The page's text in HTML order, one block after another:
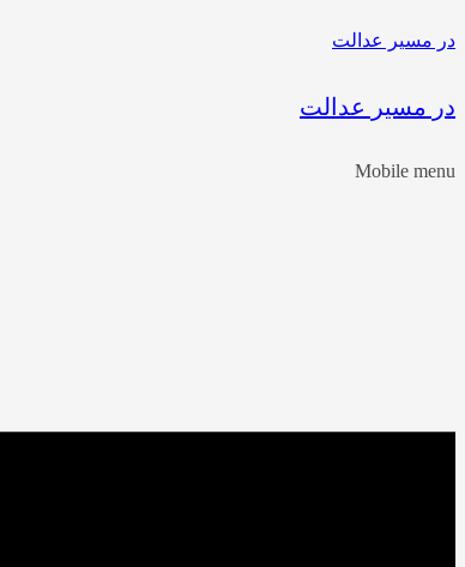
در مسیر عدالت
در مسیر عدالت
Mobile menu